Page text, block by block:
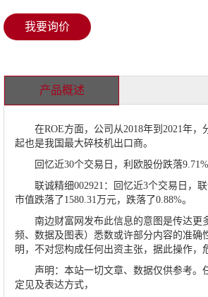
我要询价
产品概述
在ROE方面，公司从2018年到2021年，
起也是我国最大碎枝机出口商。
回忆近30个交易日，利欧股份跌落9.71%
联诚精细002921：回忆近3个交易日，联
市值跌落了1580.31万元，跌落了0.88%。
南边财富网发布此信息的意图是传达更
频、数据及图表）悉数或许部分内容的准
明，不对您构成任何出资主张，据此操作，
声明：本站一切文章、数据仅供参考。
定见及表达方式，